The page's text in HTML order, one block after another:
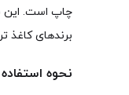
چاپ است. این
برندهای کاغذ
نحوه